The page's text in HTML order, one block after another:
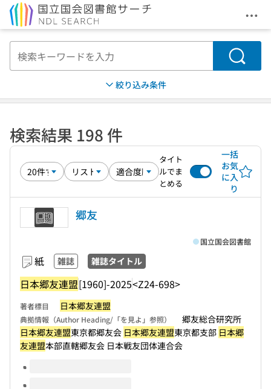
メ
検索
絞り込み条件
検索結果 198 件
タイト
ルでま
とめる
一括
お気
に入
り
郷友
紙 雑誌 雑誌タイトル
日本郷友連盟[1960]-2025<Z24-698>
国立国会図書館
著者標目 日本郷友連盟
典拠情報（Author Heading/「を見よ」参照）
郷友総合研究所
日本郷友連盟東京都郷友会 日本郷友連盟東京都支部 日本郷
友連盟本部直轄郷友会 日本戦友団体連合会
このタイトルの巻号